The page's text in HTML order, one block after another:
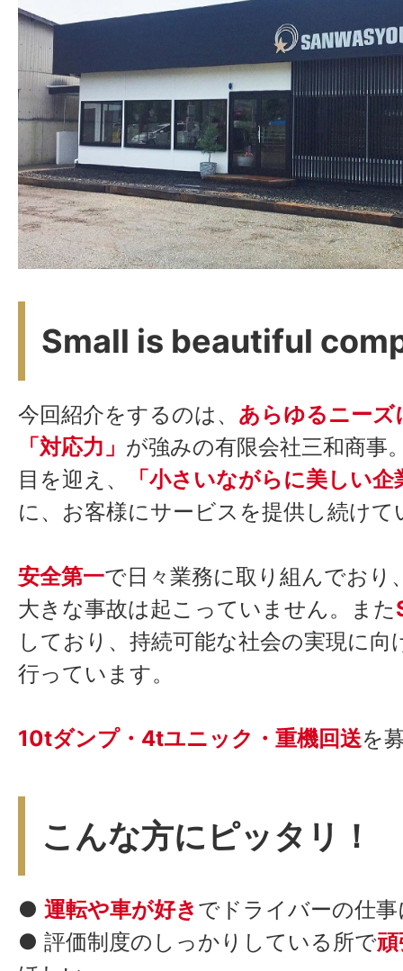
Small is beautiful
今回紹介をするのは、 あらゆるニーズ
「対応力」 が強みの有限会社三和商事
目を迎え、
「小さいながらに美しい企
に、お客様にサービスを提供し続けて
安全第一で日々業務に取り組んでおり
大きな事故は起こっていません。また
しており、持続可能な社会の実現に向
行っています。
10tダンプ・4tユニック・重機回送を
こんな方にピッタリ！
● 運転や車が好き でドライバーの仕
● 評価制度のしっかりしている所で